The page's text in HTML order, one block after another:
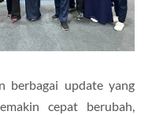
berbagai update yang
cepat berubah,